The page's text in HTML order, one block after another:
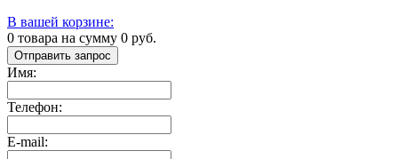
В вашей корзине:
0 товара на сумму 0 руб.
Отправить запрос
Имя:
Телефон:
E-mail: